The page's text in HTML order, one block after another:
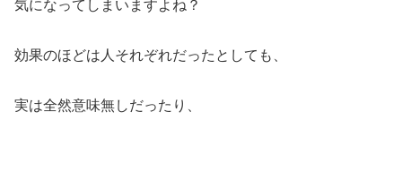
気になってしまいますよね？
効果のほどは人それぞれだったとしても、
実は全然意味無しだったり、